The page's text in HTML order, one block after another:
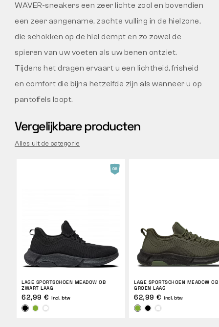
WAVER-sneakers een zeer lichte zool en bovendien
een zeer aangename, zachte vulling in de hielzone,
die schokken op de hiel dempt en zo zowel de
spieren van uw voeten als uw benen ontziet.
Tijdens het dragen ervaart u een lichtheid, frisheid
en comfort die bijna hetzelfde zijn als wanneer u op
pantoffels loopt.
Vergelijkbare producten
Alles uit de categorie
LAGE SPORTSCHOEN MEADOW OB
ZWART LAAG
62,99 € incl. btw
LAGE SPORTSCHOEN MEADOW OB
GROEN LAAG
62,99 € incl. btw